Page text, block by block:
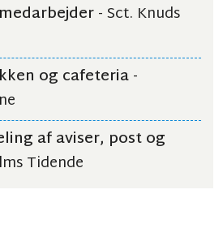
- Sct. Knuds
og cafeteria-
af aviser, post og
Tidende